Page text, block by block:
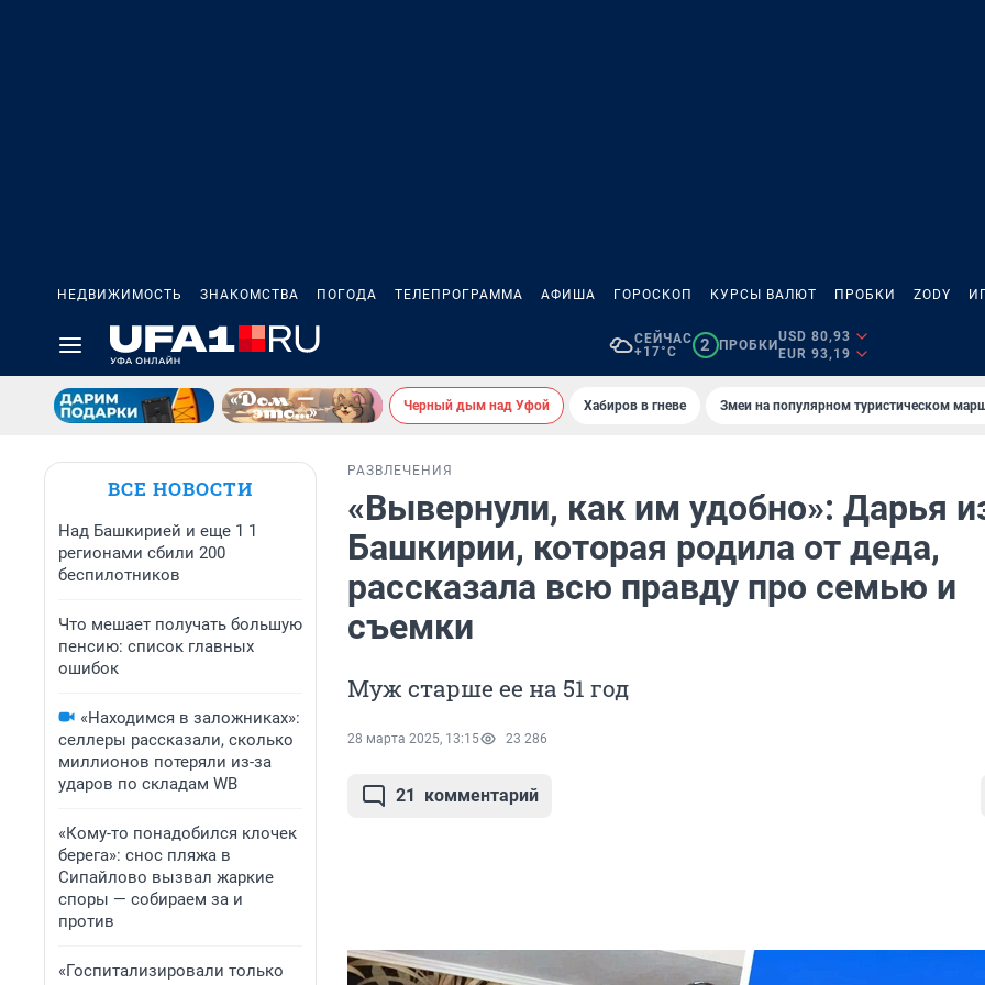
НЕДВИЖИМОСТЬ ЗНАКОМСТВА ПОГОДА ТЕЛЕПРОГРАММА АФИША ГОРОСКОП КУРСЫ ВАЛЮТ ПРОБКИ ZODY
СЕЙЧАС
+17°C
2 ПРОБКИ
USD 80,93
EUR 93,19
Черный дым над Уфой Хабиров в гневе Змеи на популярном туристическом
ВСЕ НОВОСТИ
Над Башкирией и еще 1 1
регионами сбили 200
беспилотников
Что мешает получать большую
пенсию: список главных
ошибок
«Находимся в заложниках»:
селлеры рассказали, сколько
миллионов потеряли из-за
ударов по складам WB
«Кому-то понадобился клочек
берега»: снос пляжа в
Сипайлово вызвал жаркие
споры — собираем за и
против
«Госпитализировали только
РАЗВЛЕЧЕНИЯ
«Вывернули, как им удобно»: Дарья
Башкирии, которая родила от деда,
рассказала всю правду про семью и
съемки
Муж старше ее на 51 год
28 марта 2025, 13:15 23 286
21 комментарий